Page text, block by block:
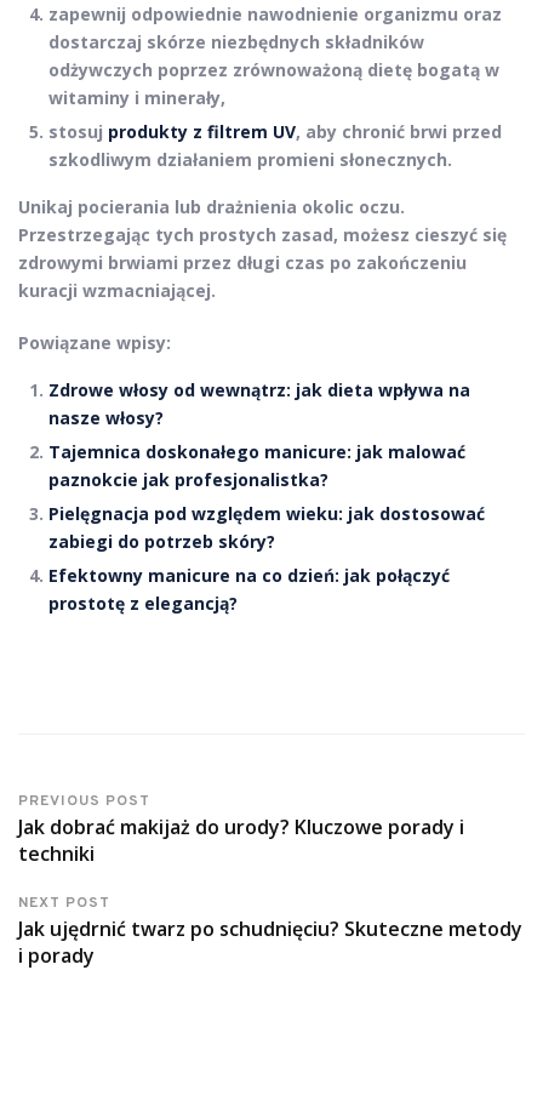
zapewnij odpowiednie nawodnienie organizmu oraz
dostarczaj skórze niezbędnych składników
odżywczych poprzez zrównoważoną dietę bogatą w
witaminy i minerały,
stosuj produkty z filtrem UV, aby chronić brwi przed
szkodliwym działaniem promieni słonecznych.
Unikaj pocierania lub drażnienia okolic oczu.
Przestrzegając tych prostych zasad, możesz cieszyć się
zdrowymi brwiami przez długi czas po zakończeniu
kuracji wzmacniającej.
Powiązane wpisy:
Zdrowe włosy od wewnątrz: jak dieta wpływa na
nasze włosy?
Tajemnica doskonałego manicure: jak malować
paznokcie jak profesjonalistka?
Pielęgnacja pod względem wieku: jak dostosować
zabiegi do potrzeb skóry?
Efektowny manicure na co dzień: jak połączyć
prostotę z elegancją?
PREVIOUS POST
Jak dobrać makijaż do urody? Kluczowe porady i
techniki
NEXT POST
Jak ujędrnić twarz po schudnięciu? Skuteczne metody
i porady